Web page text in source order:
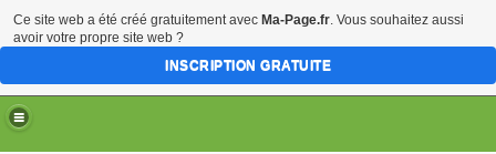
Ce site web a été créé gratuitement avec Ma-Page.fr. Vous souhaitez aussi
avoir votre propre site web ?
INSCRIPTION GRATUITE